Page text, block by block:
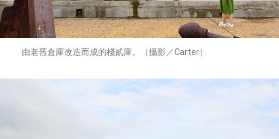
由老舊倉庫改造而成的棧貳庫。（攝影／Carter）